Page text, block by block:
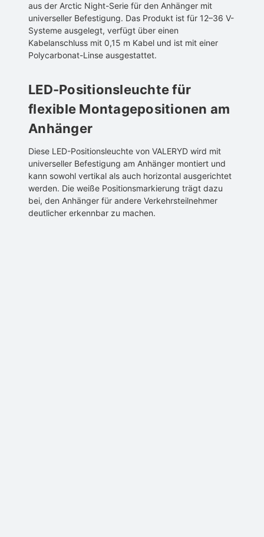
aus der Arctic Night-Serie für den Anhänger mit
universeller Befestigung. Das Produkt ist für 12–36 V-
Systeme ausgelegt, verfügt über einen
Kabelanschluss mit 0,15 m Kabel und ist mit einer
Polycarbonat-Linse ausgestattet.
LED-Positionsleuchte für
flexible Montagepositionen am
Anhänger
Diese LED-Positionsleuchte von VALERYD wird mit
universeller Befestigung am Anhänger montiert und
kann sowohl vertikal als auch horizontal ausgerichtet
werden. Die weiße Positionsmarkierung trägt dazu
bei, den Anhänger für andere Verkehrsteilnehmer
deutlicher erkennbar zu machen.